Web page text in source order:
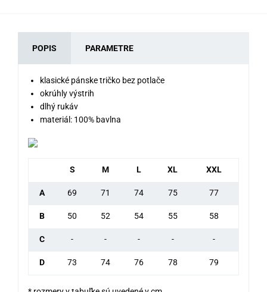
POPIS PARAMETRE
klasické pánske tričko bez potlače
okrúhly výstrih
dlhý rukáv
materiál: 100% bavlna
S M L XL XXL
A 69 71 74 75 77
B 50 52 54 55 58
C - - - - -
D 73 74 76 78 79